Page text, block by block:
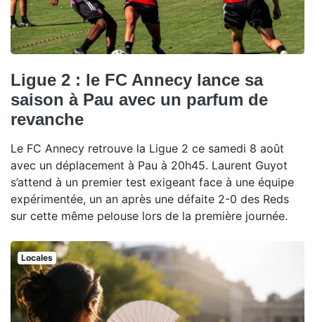
Ligue 2 : le FC Annecy lance sa
saison à Pau avec un parfum de
revanche
Le FC Annecy retrouve la Ligue 2 ce samedi 8 août
avec un déplacement à Pau à 20h45. Laurent Guyot
s’attend à un premier test exigeant face à une équipe
expérimentée, un an après une défaite 2-0 des Reds
sur cette même pelouse lors de la première journée.
Locales